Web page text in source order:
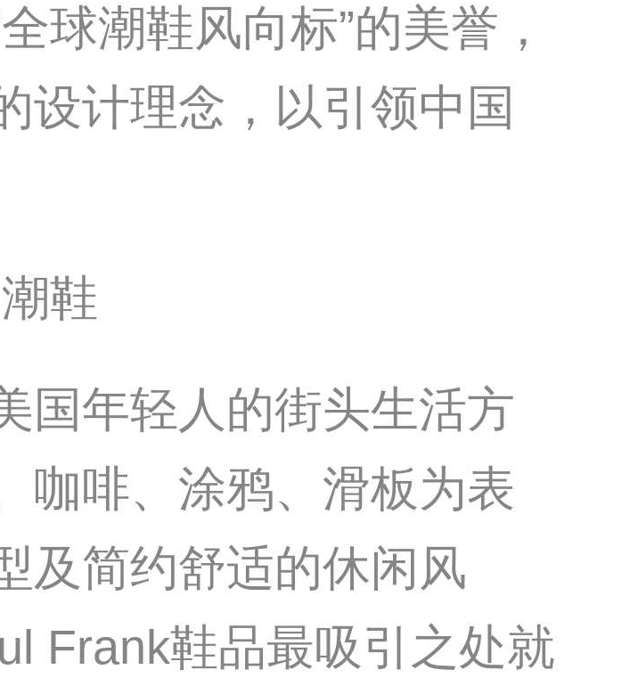
球潮鞋风向标”的美誉，
设计理念，以引领中国
鞋
年轻人的街头生活方
咖啡、涂鸦、滑板为表
及简约舒适的休闲风
Frank鞋品最吸引之处就